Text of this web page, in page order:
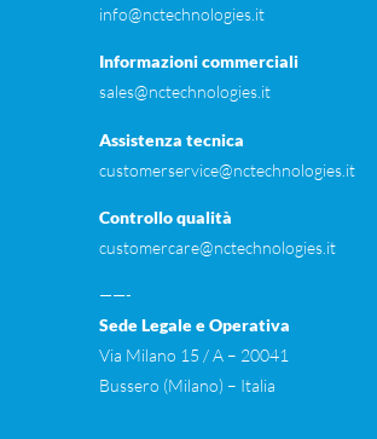
info@nctechnologies.it
Informazioni commerciali
sales@nctechnologies.it
Assistenza tecnica
customerservice@nctechnologies.it
Controllo qualità
customercare@nctechnologies.it
——-
Sede Legale e Operativa
Via Milano 15 / A – 20041
Bussero